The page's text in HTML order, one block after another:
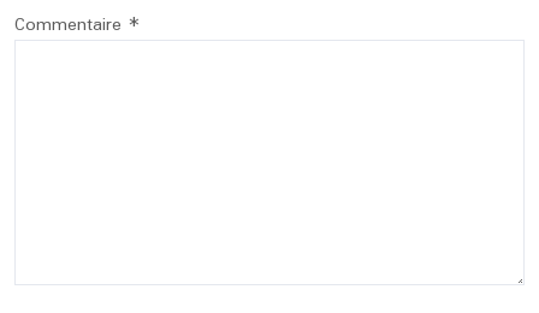
Commentaire *